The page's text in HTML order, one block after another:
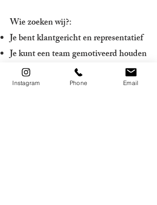
Wie zoeken wij?:
Je bent klantgericht en representatief
​Je kunt een team gemotiveerd houden
en goed overzicht houden tijdens
drukke momenten
Instagram Phone Email